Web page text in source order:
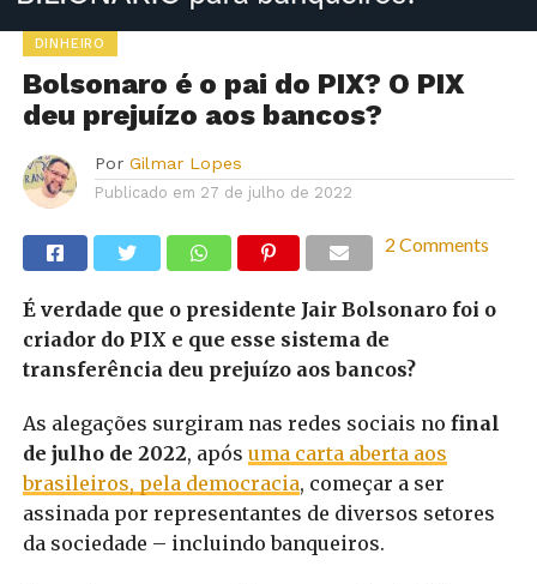
DINHEIRO
Bolsonaro é o pai do PIX? O PIX
deu prejuízo aos bancos?
Por Gilmar Lopes
Publicado em 27 de julho de 2022
2 Comments
É verdade que o presidente Jair Bolsonaro foi o
criador do PIX e que esse sistema de
transferência deu prejuízo aos bancos?
As alegações surgiram nas redes sociais no final
de julho de 2022, após uma carta aberta aos
brasileiros, pela democracia, começar a ser
assinada por representantes de diversos setores
da sociedade – incluindo banqueiros.